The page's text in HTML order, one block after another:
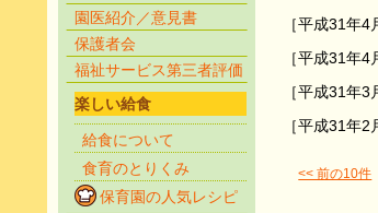
［平成31年4
［平成31年4
［平成31年3
［平成31年2
<< 前の10件
園医紹介／意見書
保護者会
福祉サービス第三者評価
楽しい給食
給食について
食育のとりくみ
保育園の人気レシピ